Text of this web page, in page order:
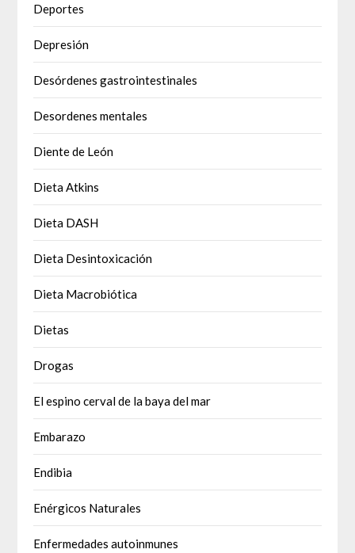
Deportes
Depresión
Desórdenes gastrointestinales
Desordenes mentales
Diente de León
Dieta Atkins
Dieta DASH
Dieta Desintoxicación
Dieta Macrobiótica
Dietas
Drogas
El espino cerval de la baya del mar
Embarazo
Endibia
Enérgicos Naturales
Enfermedades autoinmunes